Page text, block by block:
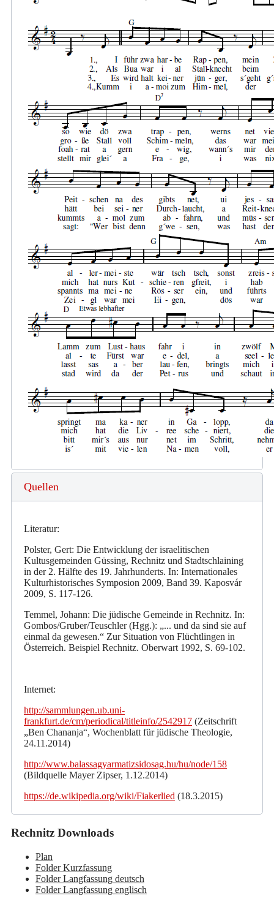
Quellen
Literatur:
Polster, Gert: Die Entwicklung der israelitischen
Kultusgemeinden Güssing, Rechnitz und Stadtschlaining
in der 2. Hälfte des 19. Jahrhunderts. In: Internationales
Kulturhistorisches Symposion 2009, Band 39. Kaposvár
2009, S. 117-126.
Temmel, Johann: Die jüdische Gemeinde in Rechnitz. In:
Gombos/Gruber/Teuschler (Hgg.): „... und da sind sie auf
einmal da gewesen.“ Zur Situation von Flüchtlingen in
Österreich. Beispiel Rechnitz. Oberwart 1992, S. 69-102.
Internet:
http://sammlungen.ub.uni-
frankfurt.de/cm/periodical/titleinfo/2542917 (Zeitschrift
„Ben Chananja“, Wochenblatt für jüdische Theologie,
24.11.2014)
http://www.balassagyarmatizsidosag.hu/hu/node/158
(Bildquelle Mayer Zipser, 1.12.2014)
https://de.wikipedia.org/wiki/Fiakerlied (18.3.2015)
Rechnitz Downloads
Plan
Folder Kurzfassung
Folder Langfassung deutsch
Folder Langfassung englisch